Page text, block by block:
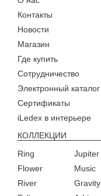
Контакты
Новости
Магазин
Где купить
Сотрудничество
Электронный каталог
Сертификаты
iLedex в интерьере
КОЛЛЕКЦИИ
Ring
Flower
Jupiter
Music
River
Gravity